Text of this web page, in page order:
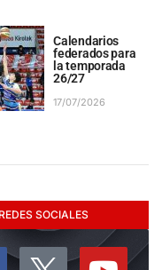
Calendarios
federados para
la temporada
26/27
17/07/2026
REDES SOCIALES